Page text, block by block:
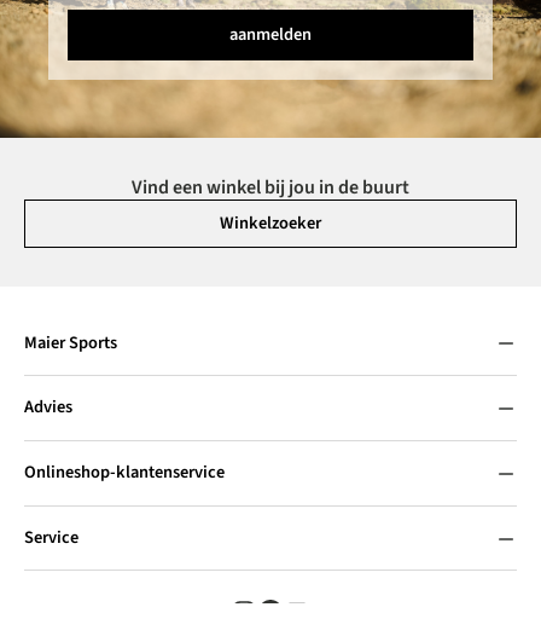
aanmelden
Vind een winkel bij jou in de buurt
Winkelzoeker
Maier Sports
Advies
Onlineshop-klantenservice
Service